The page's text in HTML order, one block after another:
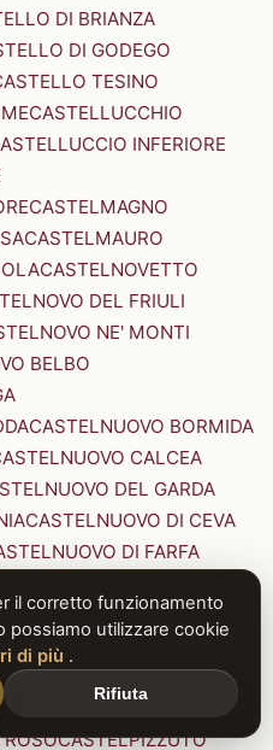
DI BRIANZA
DI GODEGO
TESINO
CASTELLUCCHIO
INFERIORE
CASTELMAGNO
CASTELMAURO
CASTELNOVETTO
DEL FRIULI
NE' MONTI
BELBO
CASTELNUOVO BORMIDA
CALCEA
DEL GARDA
CASTELNUOVO DI CEVA
DI FARFA
DON BOSCO
NIGRA
RANGONE
VAL DI CECINA
CASTELPIZZUTO
il corretto funzionamento
possiamo utilizzare cookie
di più .
Rifiuta